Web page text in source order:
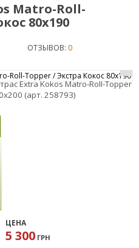
Matro-Roll-
80х190
ОТЗЫВОВ: 0
Extra Kokos Matro-Roll-Topper
(арт. 258793)
ЦЕНА
5 300 ГРН